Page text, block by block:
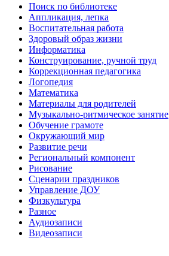
Поиск по библиотеке
Аппликация, лепка
Воспитательная работа
Здоровый образ жизни
Информатика
Конструирование, ручной труд
Коррекционная педагогика
Логопедия
Математика
Материалы для родителей
Музыкально-ритмическое занятие
Обучение грамоте
Окружающий мир
Развитие речи
Региональный компонент
Рисование
Сценарии праздников
Управление ДОУ
Физкультура
Разное
Аудиозаписи
Видеозаписи